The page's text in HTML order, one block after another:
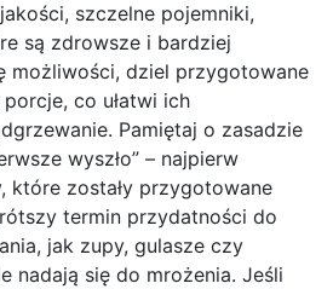
szczelne pojemniki,
są zdrowsze i bardziej
możliwości, dziel przygotowane
co ułatwi ich
Pamiętaj o zasadzie
wyszło” – najpierw
które zostały przygotowane
termin przydatności do
jak zupy, gulasze czy
nadają się do mrożenia. Jeśli